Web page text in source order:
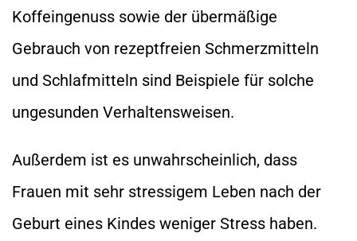
Koffeingenuss sowie der übermäßige
Gebrauch von rezeptfreien Schmerzmitteln
und Schlafmitteln sind Beispiele für solche
ungesunden Verhaltensweisen.
Außerdem ist es unwahrscheinlich, dass
Frauen mit sehr stressigem Leben nach der
Geburt eines Kindes weniger Stress haben.